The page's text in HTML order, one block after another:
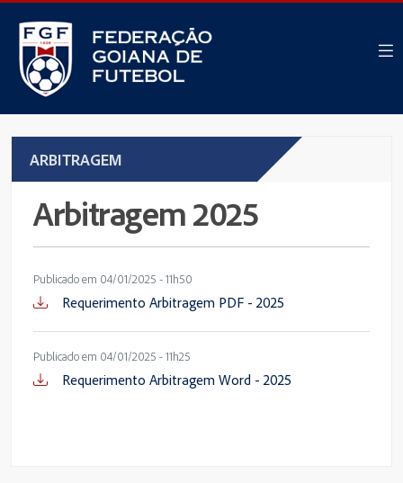
ARBITRAGEM
Arbitragem 2025
Publicado em 04/01/2025 - 11h50
Requerimento Arbitragem PDF - 2025
Publicado em 04/01/2025 - 11h25
Requerimento Arbitragem Word - 2025